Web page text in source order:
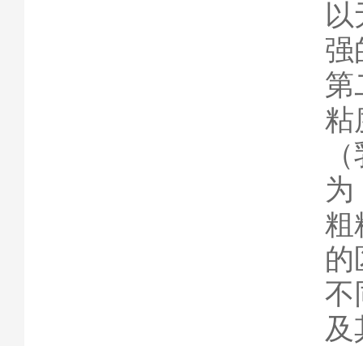
强
第
粘
粗
的
不